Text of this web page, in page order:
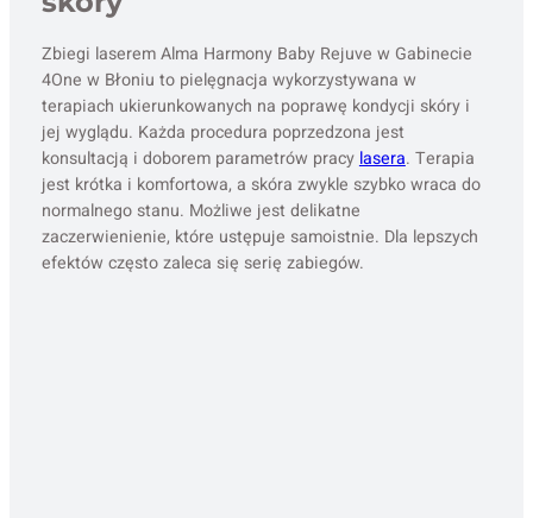
Zbiegi laserem Alma Harmony Baby Rejuve w Gabinecie
4One w Błoniu to pielęgnacja wykorzystywana w
terapiach ukierunkowanych na poprawę kondycji skóry i
jej wyglądu. Każda procedura poprzedzona jest
konsultacją i doborem parametrów pracylasera. Terapia
jest krótka i komfortowa, a skóra zwykle szybko wraca do
normalnego stanu. Możliwe jest delikatne
zaczerwienienie, które ustępuje samoistnie. Dla lepszych
efektów często zaleca się serię zabiegów.